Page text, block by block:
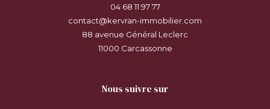
04 68 11 97 77
contact@kervran-immobilier.com
88 avenue Général Leclerc
11000
carcassonne
nous suivre sur